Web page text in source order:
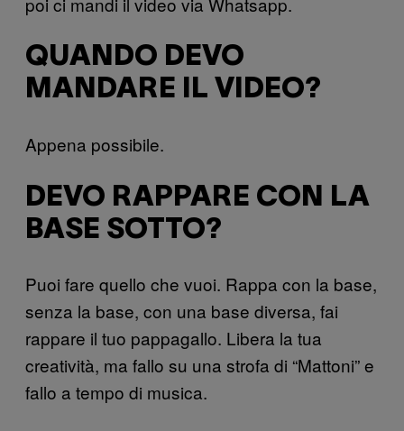
QUANDO DEVO
MANDARE IL VIDEO?
Appena possibile.
DEVO RAPPARE CON LA
BASE SOTTO?
Puoi fare quello che vuoi. Rappa con la base,
senza la base, con una base diversa, fai
rappare il tuo pappagallo. Libera la tua
creatività, ma fallo su una strofa di “Mattoni” e
fallo a tempo di musica.